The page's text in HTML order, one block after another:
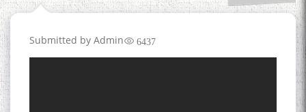
Submitted by Admin 6437
Осорхонаи адабии